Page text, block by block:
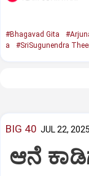
#Bhagavad Gita
a
#SriSugunendra
BIG 40 JUL 22,
ಆನೆ